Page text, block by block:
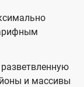
д
е
и
и массивы